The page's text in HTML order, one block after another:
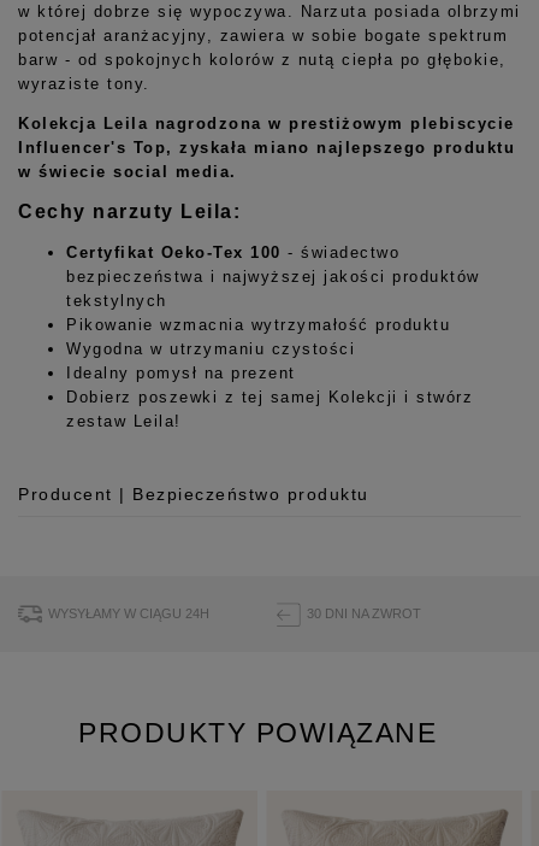
w której dobrze się wypoczywa. Narzuta posiada olbrzymi
potencjał aranżacyjny, zawiera w sobie bogate spektrum
barw - od spokojnych kolorów z nutą ciepła po głębokie,
wyraziste tony.
Kolekcja Leila nagrodzona w prestiżowym plebiscycie
Influencer's Top, zyskała miano najlepszego produktu
w świecie social media.
Cechy narzuty Leila:
Certyfikat Oeko-Tex 100 - świadectwo
bezpieczeństwa i najwyższej jakości produktów
tekstylnych
Pikowanie wzmacnia wytrzymałość produktu
Wygodna w utrzymaniu czystości
Idealny pomysł na prezent
Dobierz poszewki z tej samej Kolekcji i stwórz
zestaw Leila!
Producent | Bezpieczeństwo produktu
ul. Buforowa 125/H-10a
Pobierz instrukcję bezpieczeństwa produktu
WYSYŁAMY W CIĄGU 24H 30 DNI NA ZWROT
PRODUKTY POWIĄZANE